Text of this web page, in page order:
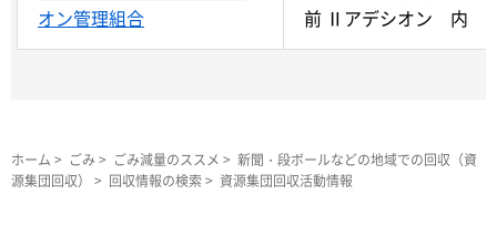
オン管理組合
前 Ⅱアデシオン 内
ホーム > ごみ > ごみ減量のススメ > 新聞・段ボールなどの地域での回収（資
源集団回収）
> 回収情報の検索 > 資源集団回収活動情報